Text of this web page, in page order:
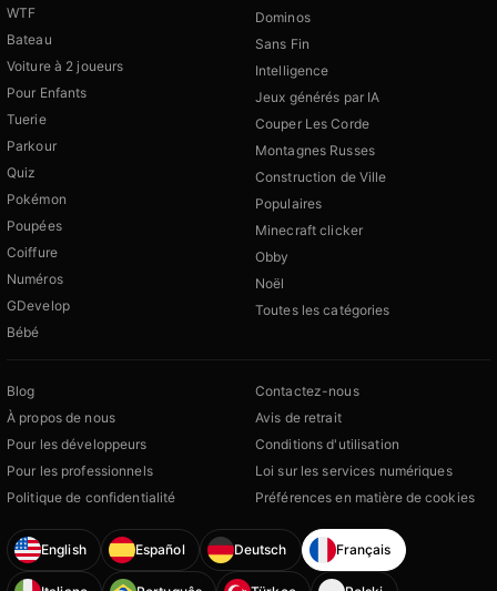
WTF
Bateau
Voiture à 2 joueurs
Pour Enfants
Tuerie
Parkour
Quiz
Pokémon
Poupées
Coiffure
Numéros
GDevelop
Bébé
Dominos
Sans Fin
Intelligence
Jeux générés par IA
Couper Les Corde
Montagnes Russes
Construction de Ville
Populaires
Minecraft clicker
Obby
Noël
Toutes les catégories
Blog
À propos de nous
Pour les développeurs
Pour les professionnels
Politique de confidentialité
Contactez-nous
Avis de retrait
Conditions d'utilisation
Loi sur les services numériques
Préférences en matière de cookies
English Español Deutsch Français